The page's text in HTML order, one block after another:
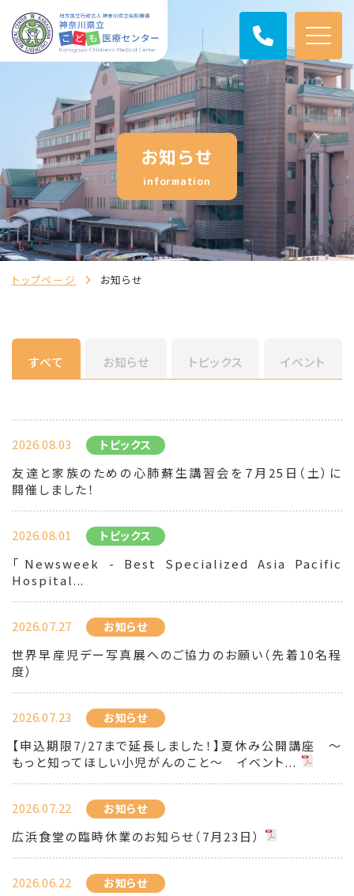
お知らせ
information
トップページ お知らせ
すべて お知らせ トピックス イベント
2026.08.03 トピックス
友達と家族のための心肺蘇生講習会を７月25日（土）に
開催しました！
2026.08.01 トピックス
「Newsweek - Best Specialized Asia Pacific
Hospital...
2026.07.27 お知らせ
世界早産児デー写真展へのご協力のお願い（先着10名程
度）
2026.07.23 お知らせ
【申込期限7/27まで延長しました！】夏休み公開講座 ～
もっと知ってほしい小児がんのこと～ イベント...
2026.07.22 お知らせ
広浜食堂の臨時休業のお知らせ（7月23日）
2026.06.22 お知らせ